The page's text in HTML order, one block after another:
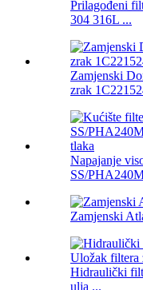
Prilagođeni
304 316L ...
Zamjenski
zrak
Napajanje
SS/
Zamjenski
Hidraulički
ulja ...